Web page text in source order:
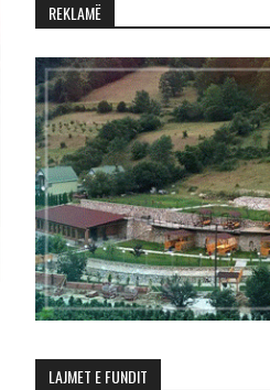
REKLAMË
LAJMET E FUNDIT